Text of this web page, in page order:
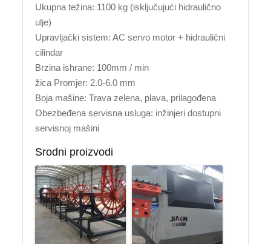
Ukupna težina: 1100 kg (isključujući hidraulično
ulje)
Upravljački sistem: AC servo motor + hidraulični
cilindar
Brzina ishrane: 100mm / min
žica Promjer: 2.0-6.0 mm
Boja mašine: Trava zelena, plava, prilagođena
Obezbeđena servisna usluga: inžinjeri dostupni
servisnoj mašini
Srodni proizvodi